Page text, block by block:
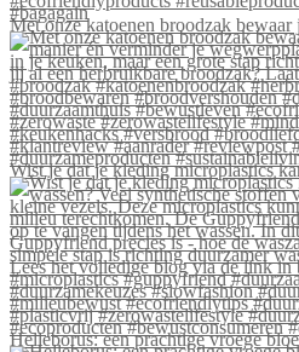
Met onze katoenen broodzak bewaar
Wist je dat je kleding microplastics
Helleborus: een prachtige vroege